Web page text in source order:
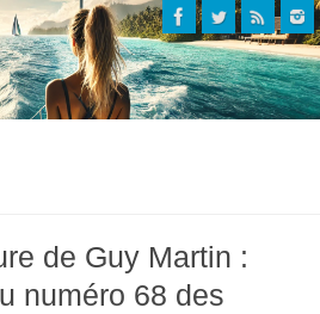
de Guy Martin :
numéro 68 des